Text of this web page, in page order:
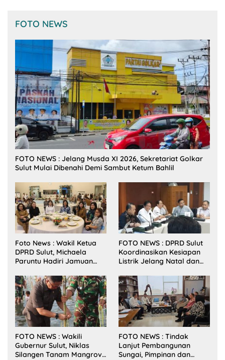
FOTO NEWS
FOTO NEWS : Jelang Musda XI 2026, Sekretariat Golkar
Sulut Mulai Dibenahi Demi Sambut Ketum Bahlil
Foto News : Wakil Ketua
DPRD Sulut, Michaela
Paruntu Hadiri Jamuan
Sulut Bersama Wamenkes
RI
FOTO NEWS : DPRD Sulut
Koordinasikan Kesiapan
Listrik Jelang Natal dan
FOTO NEWS : Wakili
Gubernur Sulut, Niklas
Silangen Tanam Mangrove
FOTO NEWS : Tindak
Lanjut Pembangunan
Sungai, Pimpinan dan